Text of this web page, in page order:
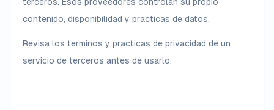
contenido, disponibilidad y practicas de datos.
Revisa los terminos y practicas de privacidad de un
servicio de terceros antes de usarlo.